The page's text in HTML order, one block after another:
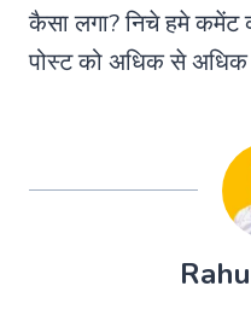
कैसा लगा? निचे हमे
पोस्ट को अधिक से